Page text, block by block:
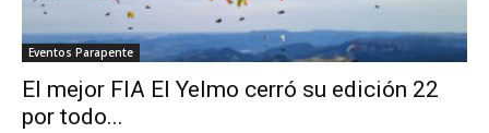
Eventos Parapente
El mejor FIA El Yelmo cerró su edición 22
por todo...